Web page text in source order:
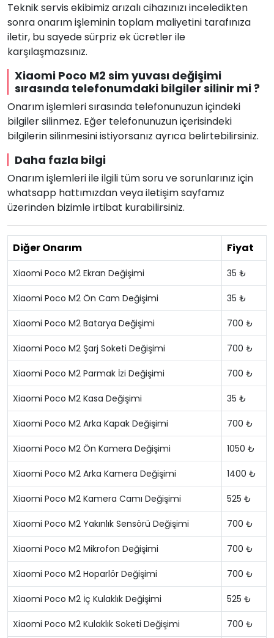
Teknik servis ekibimiz arızalı cihazınızı inceledikten
sonra onarım işleminin toplam maliyetini tarafınıza
iletir, bu sayede sürpriz ek ücretler ile
karşılaşmazsınız.
Xiaomi Poco M2 sim yuvası değişimi
sırasında telefonumdaki bilgiler silinir mi ?
Onarım işlemleri sırasında telefonunuzun içindeki
bilgiler silinmez. Eğer telefonunuzun içerisindeki
bilgilerin silinmesini istiyorsanız ayrıca belirtebilirsiniz.
Daha fazla bilgi
Onarım işlemleri ile ilgili tüm soru ve sorunlarınız için
whatsapp hattımızdan veya iletişim sayfamız
üzerinden bizimle irtibat kurabilirsiniz.
Diğer Onarım Fiyat
Xiaomi Poco M2 Ekran Değişimi 35 ₺
Xiaomi Poco M2 Ön Cam Değişimi 35 ₺
Xiaomi Poco M2 Batarya Değişimi 700 ₺
Xiaomi Poco M2 Şarj Soketi Değişimi 700 ₺
Xiaomi Poco M2 Parmak İzi Değişimi 700 ₺
Xiaomi Poco M2 Kasa Değişimi 35 ₺
Xiaomi Poco M2 Arka Kapak Değişimi 700 ₺
Xiaomi Poco M2 Ön Kamera Değişimi 1050 ₺
Xiaomi Poco M2 Arka Kamera Değişimi 1400 ₺
Xiaomi Poco M2 Kamera Camı Değişimi 525 ₺
Xiaomi Poco M2 Yakınlık Sensörü Değişimi 700 ₺
Xiaomi Poco M2 Mikrofon Değişimi 700 ₺
Xiaomi Poco M2 Hoparlör Değişimi 700 ₺
Xiaomi Poco M2 İç Kulaklık Değişimi 525 ₺
Xiaomi Poco M2 Kulaklık Soketi Değişimi 700 ₺